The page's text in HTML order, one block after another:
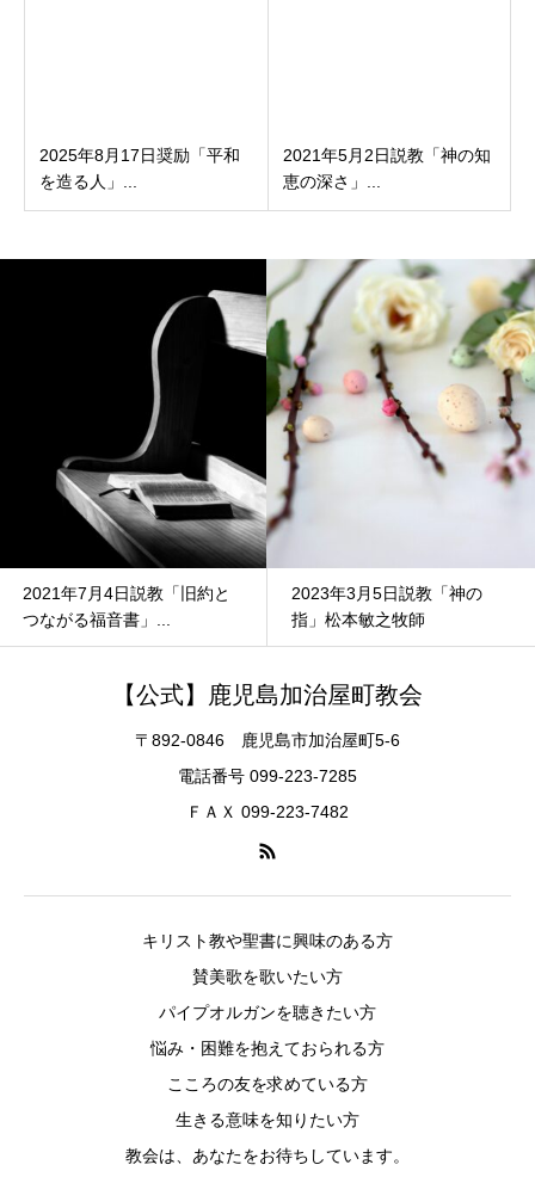
2025年8月17日奨励「平和
を造る人」...
2021年5月2日説教「神の知
恵の深さ」...
2021年7月4日説教「旧約と
つながる福音書」...
2023年3月5日説教「神の
指」松本敏之牧師
【公式】鹿児島加治屋町教会
〒892-0846 鹿児島市加治屋町5-6
電話番号 099-223-7285
ＦＡＸ 099-223-7482
キリスト教や聖書に興味のある方
賛美歌を歌いたい方
パイプオルガンを聴きたい方
悩み・困難を抱えておられる方
こころの友を求めている方
生きる意味を知りたい方
教会は、あなたをお待ちしています。